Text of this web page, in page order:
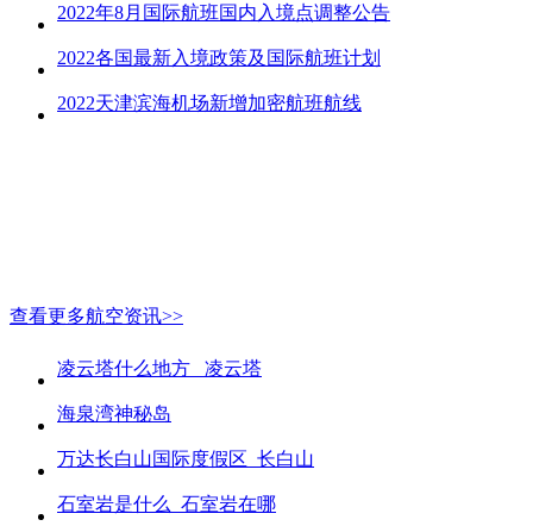
2022年8月国际航班国内入境点调整公告
2022各国最新入境政策及国际航班计划
2022天津滨海机场新增加密航班航线
查看更多航空资讯>>
凌云塔什么地方_ 凌云塔
海泉湾神秘岛
万达长白山国际度假区_长白山
石室岩是什么_石室岩在哪